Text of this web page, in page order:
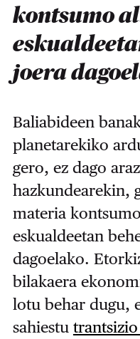
kontsumo
joera
Baliabideen
planetarekiko
gero, ez dago
hazkundearekin,
materia
eskualdeetan
dagoelako.
bilakaera
lotu behar dugu,
sahiestu